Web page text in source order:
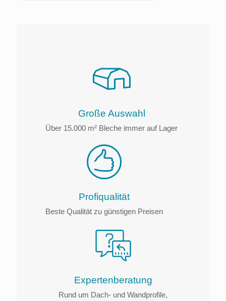
Große Auswahl
Über 15.000 m² Bleche immer auf Lager
Profiqualität
Beste Qualität zu günstigen Preisen
Experten­beratung
Rund um Dach- und Wandprofile,